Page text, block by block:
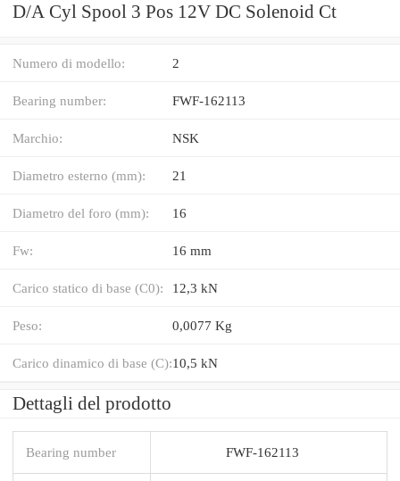
D/A Cyl Spool 3 Pos 12V DC Solenoid Ct
Numero di modello: 2
Bearing number: FWF-162113
Marchio: NSK
Diametro esterno (mm): 21
Diametro del foro (mm): 16
Fw: 16 mm
Carico statico di base (C0): 12,3 kN
Peso: 0,0077 Kg
Carico dinamico di base (C):10,5 kN
Dettagli del prodotto
Bearing number FWF-162113